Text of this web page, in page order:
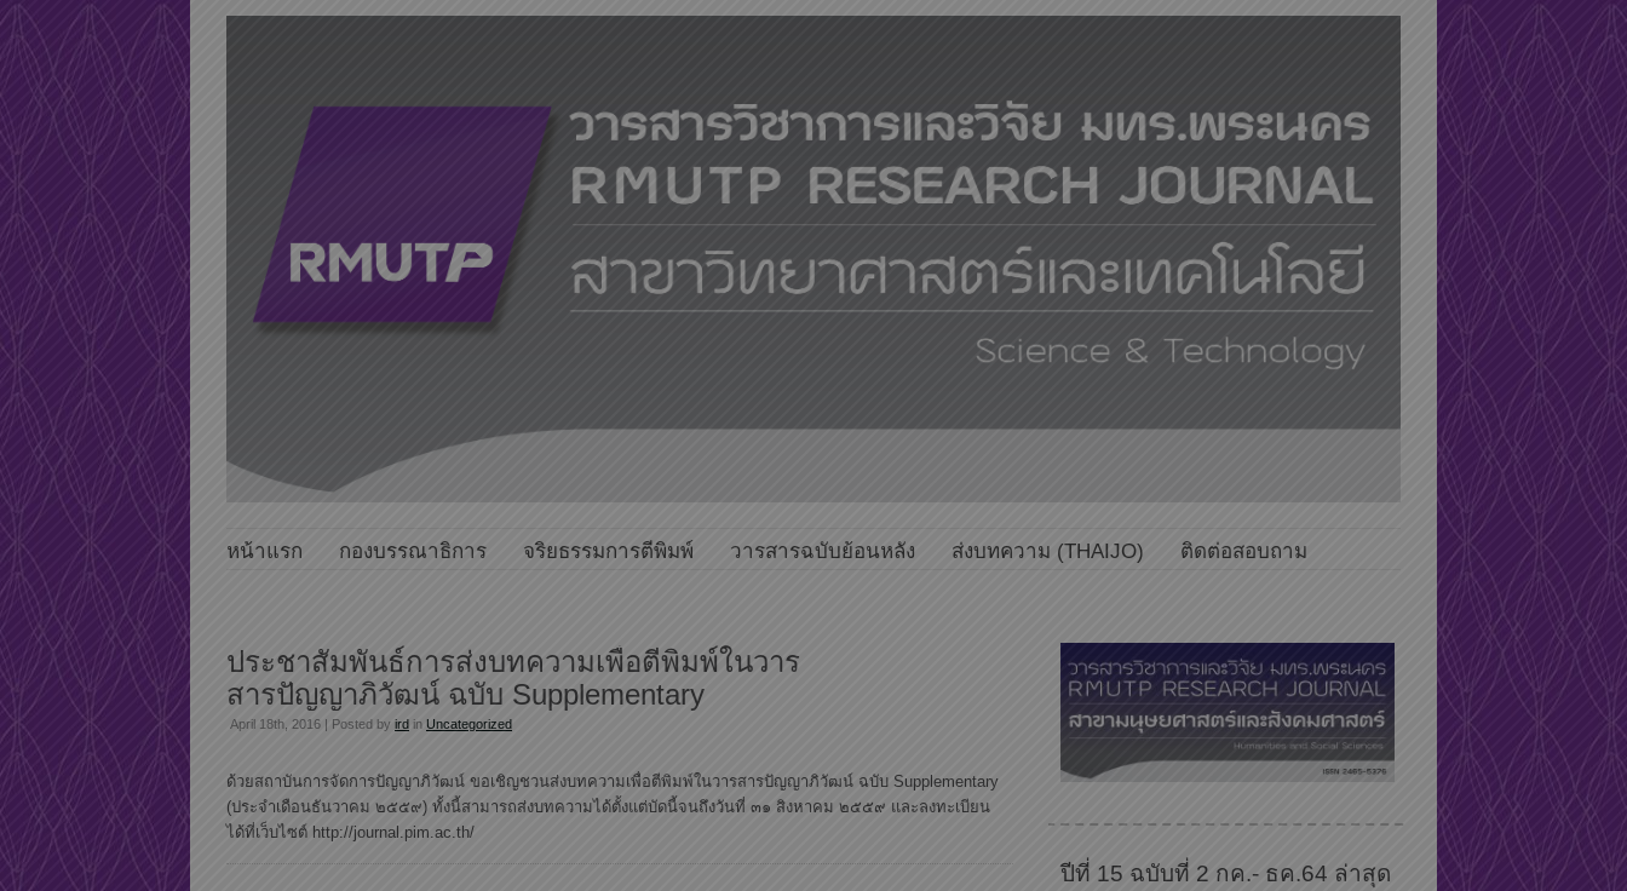
หน้าแรก กองบรรณาธิการ จริยธรรมการตีพิมพ์ วารสารฉบับย้อนหลัง ส่งบทความ (THAIJO) ติดต่อสอบถาม
ประชาสัมพันธ์การส่งบทความเพื่อตีพิมพ์ในวาร
สารปัญญาภิวัฒน์ ฉบับ Supplementary
April 18th, 2016 | Posted by ird in Uncategorized
ด้วยสถาบันการจัดการปัญญาภิวัฒน์ ขอเชิญชวนส่งบทความเพื่อตีพิมพ์ในวารสารปัญญาภิวัฒน์ ฉบับ Supplementary
(ประจำเดือนธันวาคม ๒๕๕๙) ทั้งนี้สามารถส่งบทความได้ตั้งแต่บัดนี้จนถึงวันที่ ๓๑ สิงหาคม ๒๕๕๙ และลงทะเบียน
ได้ที่เว็บไซต์ http://journal.pim.ac.th/
ปีที่ 15 ฉบับที่ 2 กค.- ธค.64 ล่าสุด